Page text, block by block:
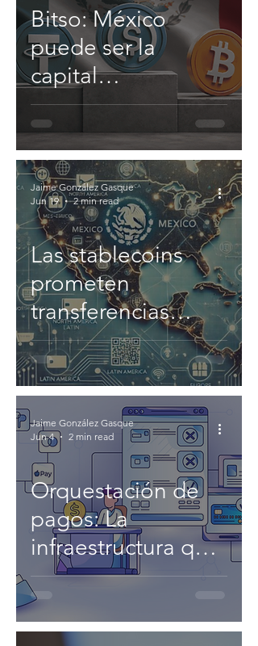
Bitso: México
puede ser la
capital
latinoamericana de
las stablecoins
Las stablecoins
prometen
transferencias
inmediatas por
centavos hacia
México
Jaime González Gasque
Jun 19
2 min read
Orquestación de
pagos: La
infraestructura que
transformó
silenciosamente
los pagos.
Jaime González Gasque
Jun 4
2 min read